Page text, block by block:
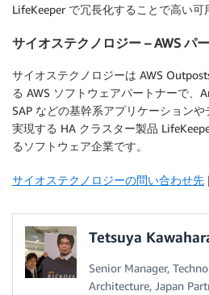
LifeKeeper で冗長化することで高い可
サイオステクノロジー – AWS パ
サイオステクノロジーは AWS
る AWS ソフトウェアパートナーで、
SAP などの基幹系アプリケーション
実現する HA クラスター製品
るソフトウェア企業です。
サイオステクノロジーの問い合わせ先 |
Tetsuya
Senior Manager,
Architecture, Japan